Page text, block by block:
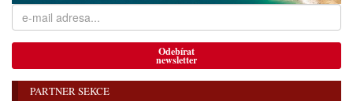
Odebírat
newsletter
PARTNER SEKCE